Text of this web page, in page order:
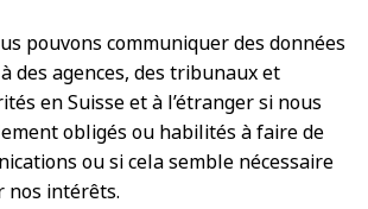
pouvons communiquer des données
des agences, des tribunaux et
en Suisse et à l’étranger si nous
obligés ou habilités à faire de
ou si cela semble nécessaire
nos intérêts.